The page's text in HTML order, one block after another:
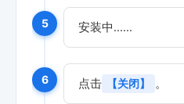
5 安装中……
6 点击 【关闭】 。